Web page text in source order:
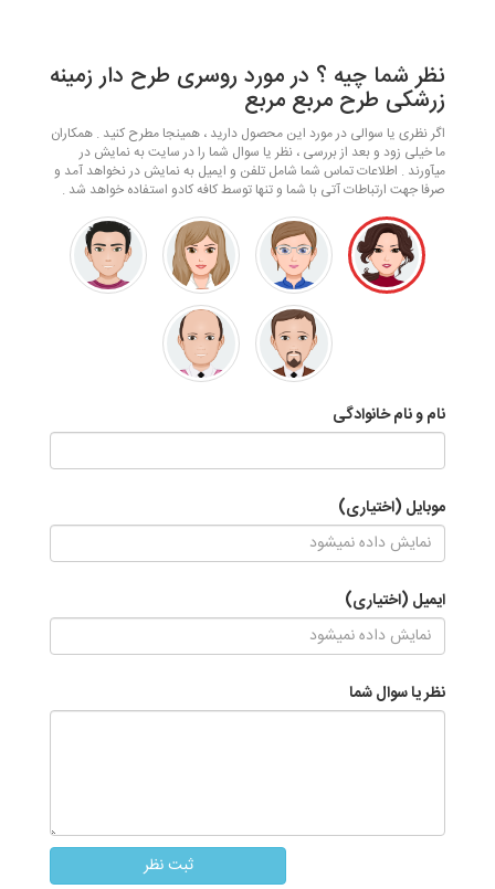
نظر شما چیه ؟ در مورد روسری طرح دار زمینه
زرشکی طرح مربع مربع
اگر نظری یا سوالی در مورد این محصول دارید ، همینجا مطرح کنید . همکاران
ما خیلی زود و بعد از بررسی ، نظر یا سوال شما را در سایت به نمایش در
میآورند . اطلاعات تماس شما شامل تلفن و ایمیل به نمایش در نخواهد آمد و
صرفا جهت ارتباطات آتی با شما و تنها توسط کافه کادو استفاده خواهد شد .
نام و نام خانوادگی
موبایل (اختیاری)
ایمیل (اختیاری)
نظر یا سوال شما